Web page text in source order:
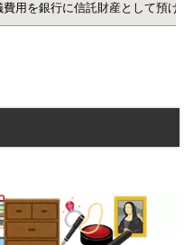
用を銀行に信託財産として預け